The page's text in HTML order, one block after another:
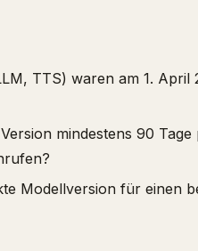
TTS) waren am 1.
mindestens 90
Modellversion für einen